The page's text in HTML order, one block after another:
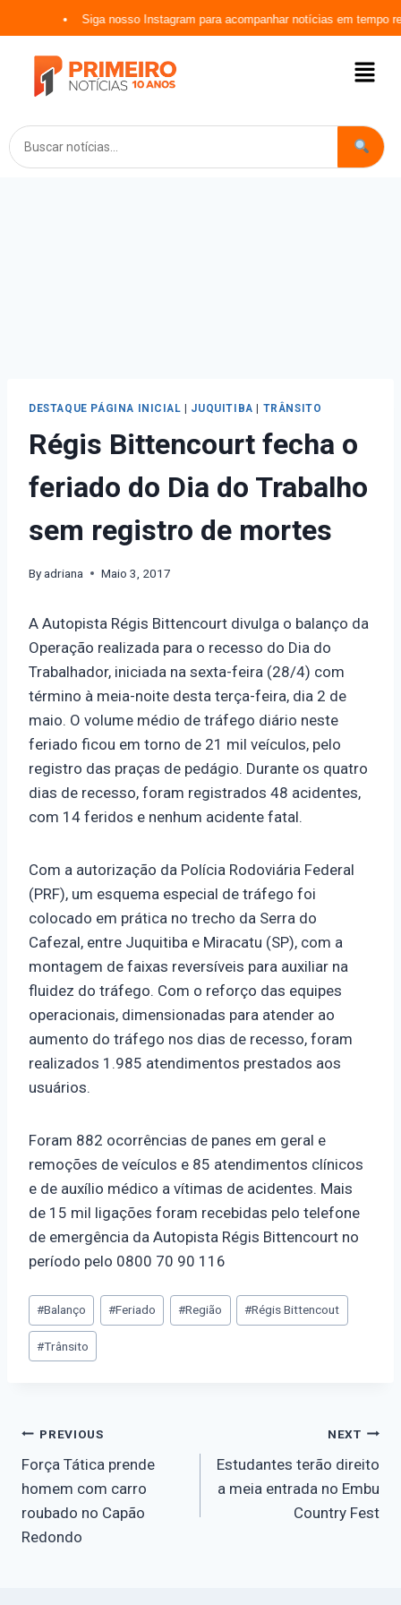
Siga nosso Instagram para acompanhar notícias em tempo real
DESTAQUE PÁGINA INICIAL JUQUITIBA TRÂNSITO
Régis Bittencourt fecha o
feriado do Dia do Trabalho
sem registro de mortes
Byadriana Maio 3, 2017
A Autopista Régis Bittencourt divulga o balanço da
Operação realizada para o recesso do Dia do
Trabalhador, iniciada na sexta-feira (28/4) com
término à meia-noite desta terça-feira, dia 2 de
maio. O volume médio de tráfego diário neste
feriado ficou em torno de 21 mil veículos, pelo
registro das praças de pedágio. Durante os quatro
dias de recesso, foram registrados 48 acidentes,
com 14 feridos e nenhum acidente fatal.
Com a autorização da Polícia Rodoviária Federal
(PRF), um esquema especial de tráfego foi
colocado em prática no trecho da Serra do
Cafezal, entre Juquitiba e Miracatu (SP), com a
montagem de faixas reversíveis para auxiliar na
fluidez do tráfego. Com o reforço das equipes
operacionais, dimensionadas para atender ao
aumento do tráfego nos dias de recesso, foram
realizados 1.985 atendimentos prestados aos
usuários.
Foram 882 ocorrências de panes em geral e
remoções de veículos e 85 atendimentos clínicos
e de auxílio médico a vítimas de acidentes. Mais
de 15 mil ligações foram recebidas pelo telefone
de emergência da Autopista Régis Bittencourt no
período pelo 0800 70 90 116
#Balanço #Feriado #Região #Régis Bittencout
#Trânsito
PREVIOUS
Força Tática prende
homem com carro
roubado no Capão
Redondo
NEXT
Estudantes terão direito
a meia entrada no Embu
Country Fest